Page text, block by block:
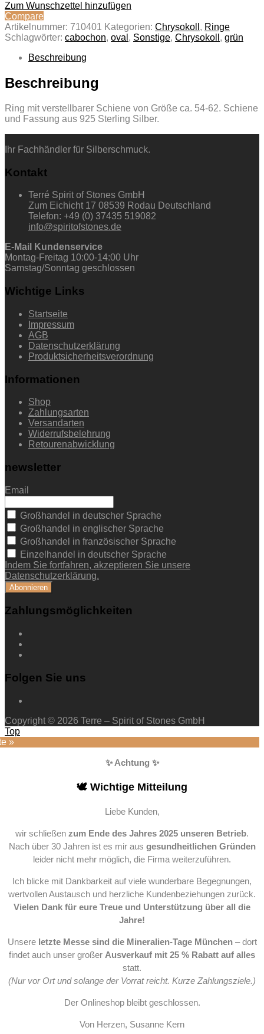
Zum Wunschzettel hinzufügen
Compare
Artikelnummer: 710401 Kategorien: Chrysokoll , Ringe
Schlagwörter: cabochon, oval , Sonstige, Chrysokoll , grün
Beschreibung
Beschreibung
Ring mit verstellbarer Schiene von Größe ca. 54-62. Schiene
und Fassung aus 925 Sterling Silber.
Ihr Fachhändler für Silberschmuck.
Kontakt
Terré Spirit of Stones GmbH
Zum Eichicht 17 08539 Rodau Deutschland
Telefon: +49 (0) 37435 519082
info@spiritofstones.de
E-Mail Kundenservice
Montag-Freitag 10:00-14:00 Uhr
Samstag/Sonntag geschlossen
Wichtige Links
Startseite
Impressum
AGB
Datenschutzerklärung
Produktsicherheitsverordnung
Informationen
Shop
Zahlungsarten
Versandarten
Widerrufsbelehrung
Retourenabwicklung
newsletter
Email
Großhandel in deutscher Sprache
Großhandel in englischer Sprache
Großhandel in französischer Sprache
Einzelhandel in deutscher Sprache
Indem Sie fortfahren, akzeptieren Sie unsere
Datenschutzerklärung.
Zahlungsmöglichkeiten
Folgen Sie uns
Copyright © 2026 Terre – Spirit of Stones GmbH
Top
»
✨ Achtung ✨
🕊️ Wichtige Mitteilung
Liebe Kunden,
wir schließen zum Ende des Jahres 2025 unseren Betrieb.
Nach über 30 Jahren ist es mir aus gesundheitlichen Gründen
leider nicht mehr möglich, die Firma weiterzuführen.
Ich blicke mit Dankbarkeit auf viele wunderbare Begegnungen,
wertvollen Austausch und herzliche Kundenbeziehungen zurück.
Vielen Dank für eure Treue und Unterstützung über all die
Jahre!
Unsere letzte Messe sind die Mineralien-Tage München– dort
findet auch unser großer Ausverkauf mit 25 % Rabatt auf alles
statt.
(Nur vor Ort und solange der Vorrat reicht. Kurze Zahlungsziele.)
Der Onlineshop bleibt geschlossen.
Von Herzen, Susanne Kern